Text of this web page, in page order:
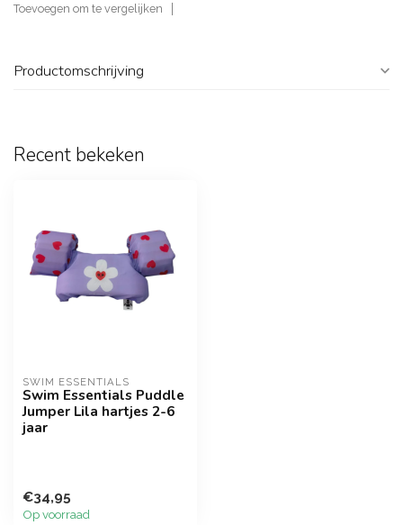
Toevoegen om te vergelijken
Productomschrijving
Recent bekeken
SWIM ESSENTIALS
Swim Essentials Puddle
Jumper Lila hartjes 2-6
jaar
€34,95
Op voorraad